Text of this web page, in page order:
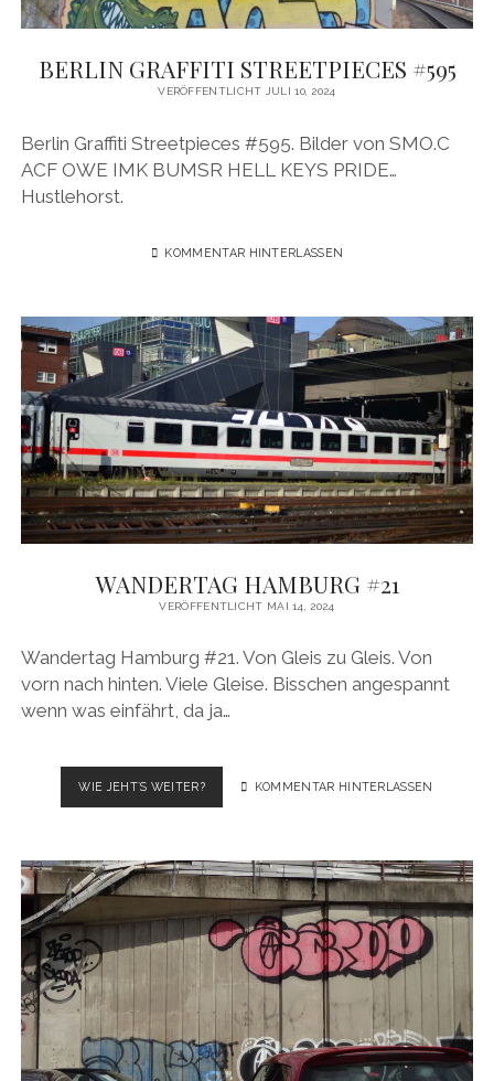
BERLIN GRAFFITI STREETPIECES #595
VERÖFFENTLICHT JULI 10, 2024
Berlin Graffiti Streetpieces #595. Bilder von SMO.C
ACF OWE IMK BUMSR HELL KEYS PRIDE…
Hustlehorst.
KOMMENTAR HINTERLASSEN
WANDERTAG HAMBURG #21
VERÖFFENTLICHT MAI 14, 2024
Wandertag Hamburg #21. Von Gleis zu Gleis. Von
vorn nach hinten. Viele Gleise. Bisschen angespannt
wenn was einfährt, da ja…
WIE JEHT´S WEITER?WANDERTAG
HAMBURG
KOMMENTAR HINTERLASSEN